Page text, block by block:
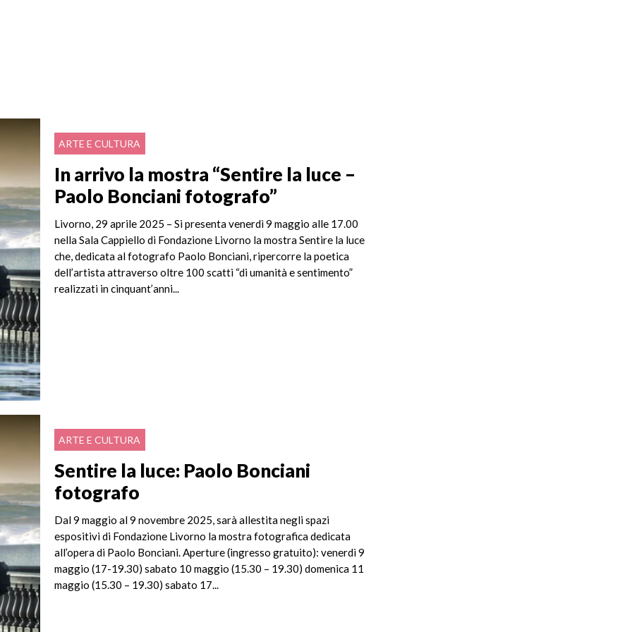
ARTE E CULTURA
In arrivo la mostra “Sentire la luce –
Paolo Bonciani fotografo”
Livorno, 29 aprile 2025 – Si presenta venerdì 9 maggio alle 17.00
nella Sala Cappiello di Fondazione Livorno la mostra Sentire la luce
che, dedicata al fotografo Paolo Bonciani, ripercorre la poetica
dell’artista attraverso oltre 100 scatti “di umanità e sentimento”
realizzati in cinquant’anni...
ARTE E CULTURA
Sentire la luce: Paolo Bonciani
fotografo
Dal 9 maggio al 9 novembre 2025, sarà allestita negli spazi
espositivi di Fondazione Livorno la mostra fotografica dedicata
all’opera di Paolo Bonciani. Aperture (ingresso gratuito): venerdì 9
maggio (17-19.30) sabato 10 maggio (15.30 – 19.30) domenica 11
maggio (15.30 – 19.30) sabato 17...